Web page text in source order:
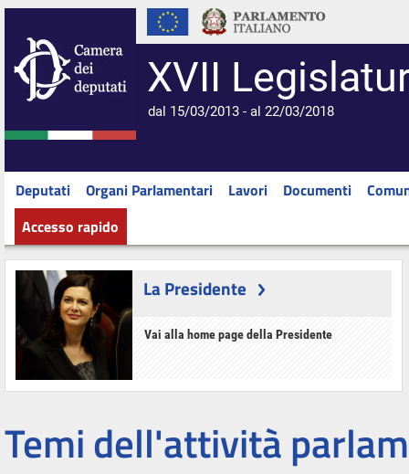
XVII
dal 15/03/2013 - al 22/03/2018
Deputati Organi Parlamentari Lavori Documenti
Accesso rapido
La Presidente
Vai alla home page della Presidente
Temi dell'attività